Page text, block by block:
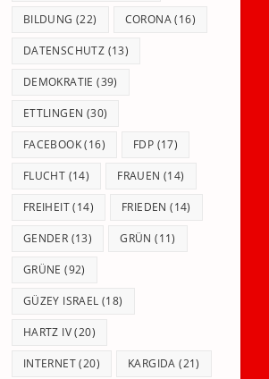
BILDUNG (22) CORONA(16)
DATENSCHUTZ (13)
DEMOKRATIE (39)
ETTLINGEN (30)
FACEBOOK(16) FDP (17)
FLUCHT (14) FRAUEN (14)
FREIHEIT(14) FRIEDEN (14)
GENDER (13) GRÜN (11)
GRÜNE (92)
GÜZEY ISRAEL (18)
HARTZ IV(20)
INTERNET(20) KARGIDA (21)